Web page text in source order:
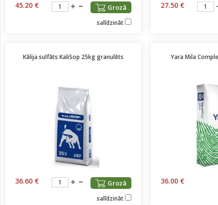
45.20 € Grozā
salīdzināt
27.50 €
Kālija sulfāts KaliSop 25kg granulēts
36.60 € Grozā
salīdzināt
Yara Mila
36.00 €